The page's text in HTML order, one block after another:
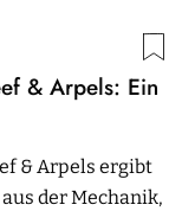
& Arpels: Ein
& Arpels ergibt
der Mechanik,